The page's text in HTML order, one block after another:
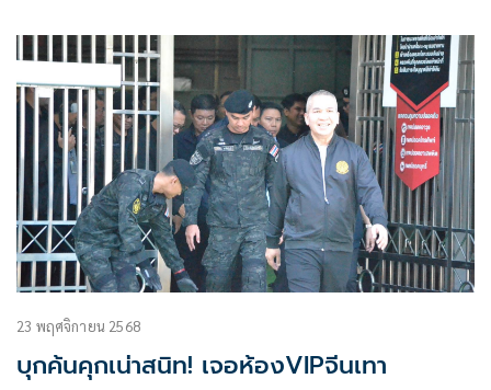
23 พฤศจิกายน 2568
บุกค้นคุกเน่าสนิท! เจอห้องVIPจีนเทา